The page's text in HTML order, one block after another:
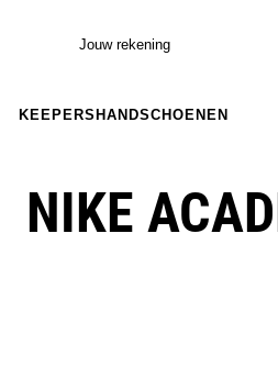
Jouw rekening
KEEPERSHANDSCHOENEN
NIKE